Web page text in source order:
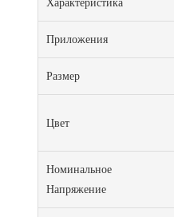
Приложения
Размер
Цвет
Номинальное
Напряжение